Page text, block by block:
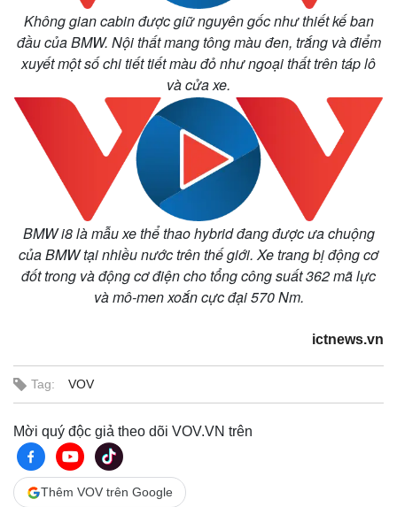
Không gian cabin được giữ nguyên gốc như thiết kế ban
đầu của BMW. Nội thất mang tông màu đen, trắng và điểm
xuyết một số chi tiết tiết màu đỏ như ngoại thất trên táp lô
và cửa xe.
BMW i8 là mẫu xe thể thao hybrid đang được ưa chuộng
của BMW tại nhiều nước trên thế giới. Xe trang bị động cơ
đốt trong và động cơ điện cho tổng công suất 362 mã lực
và mô-men xoắn cực đại 570 Nm.
ictnews.vn
Tag: VOV
Mời quý độc giả theo dõi VOV.VN trên
Thêm VOV trên Google